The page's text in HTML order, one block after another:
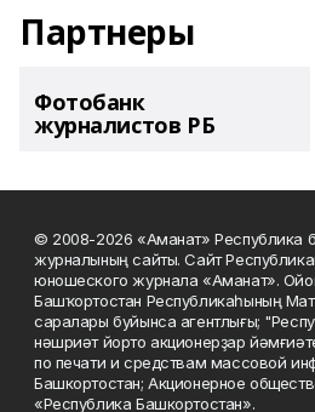
Партнеры
Фотобанк
журналистов РБ
© 2008-2026 «Аманат» Республика
журналының сайты. Сайт
юношеского журнала «Аманат».
Башҡортостан Республикаһының
саралары буйынса агентлығы;
нәшриәт йорто акционерҙар
по печати и средствам массовой
Башкортостан; Акционерное
«Республика Башкортостан».